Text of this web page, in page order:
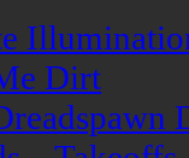
Dirt